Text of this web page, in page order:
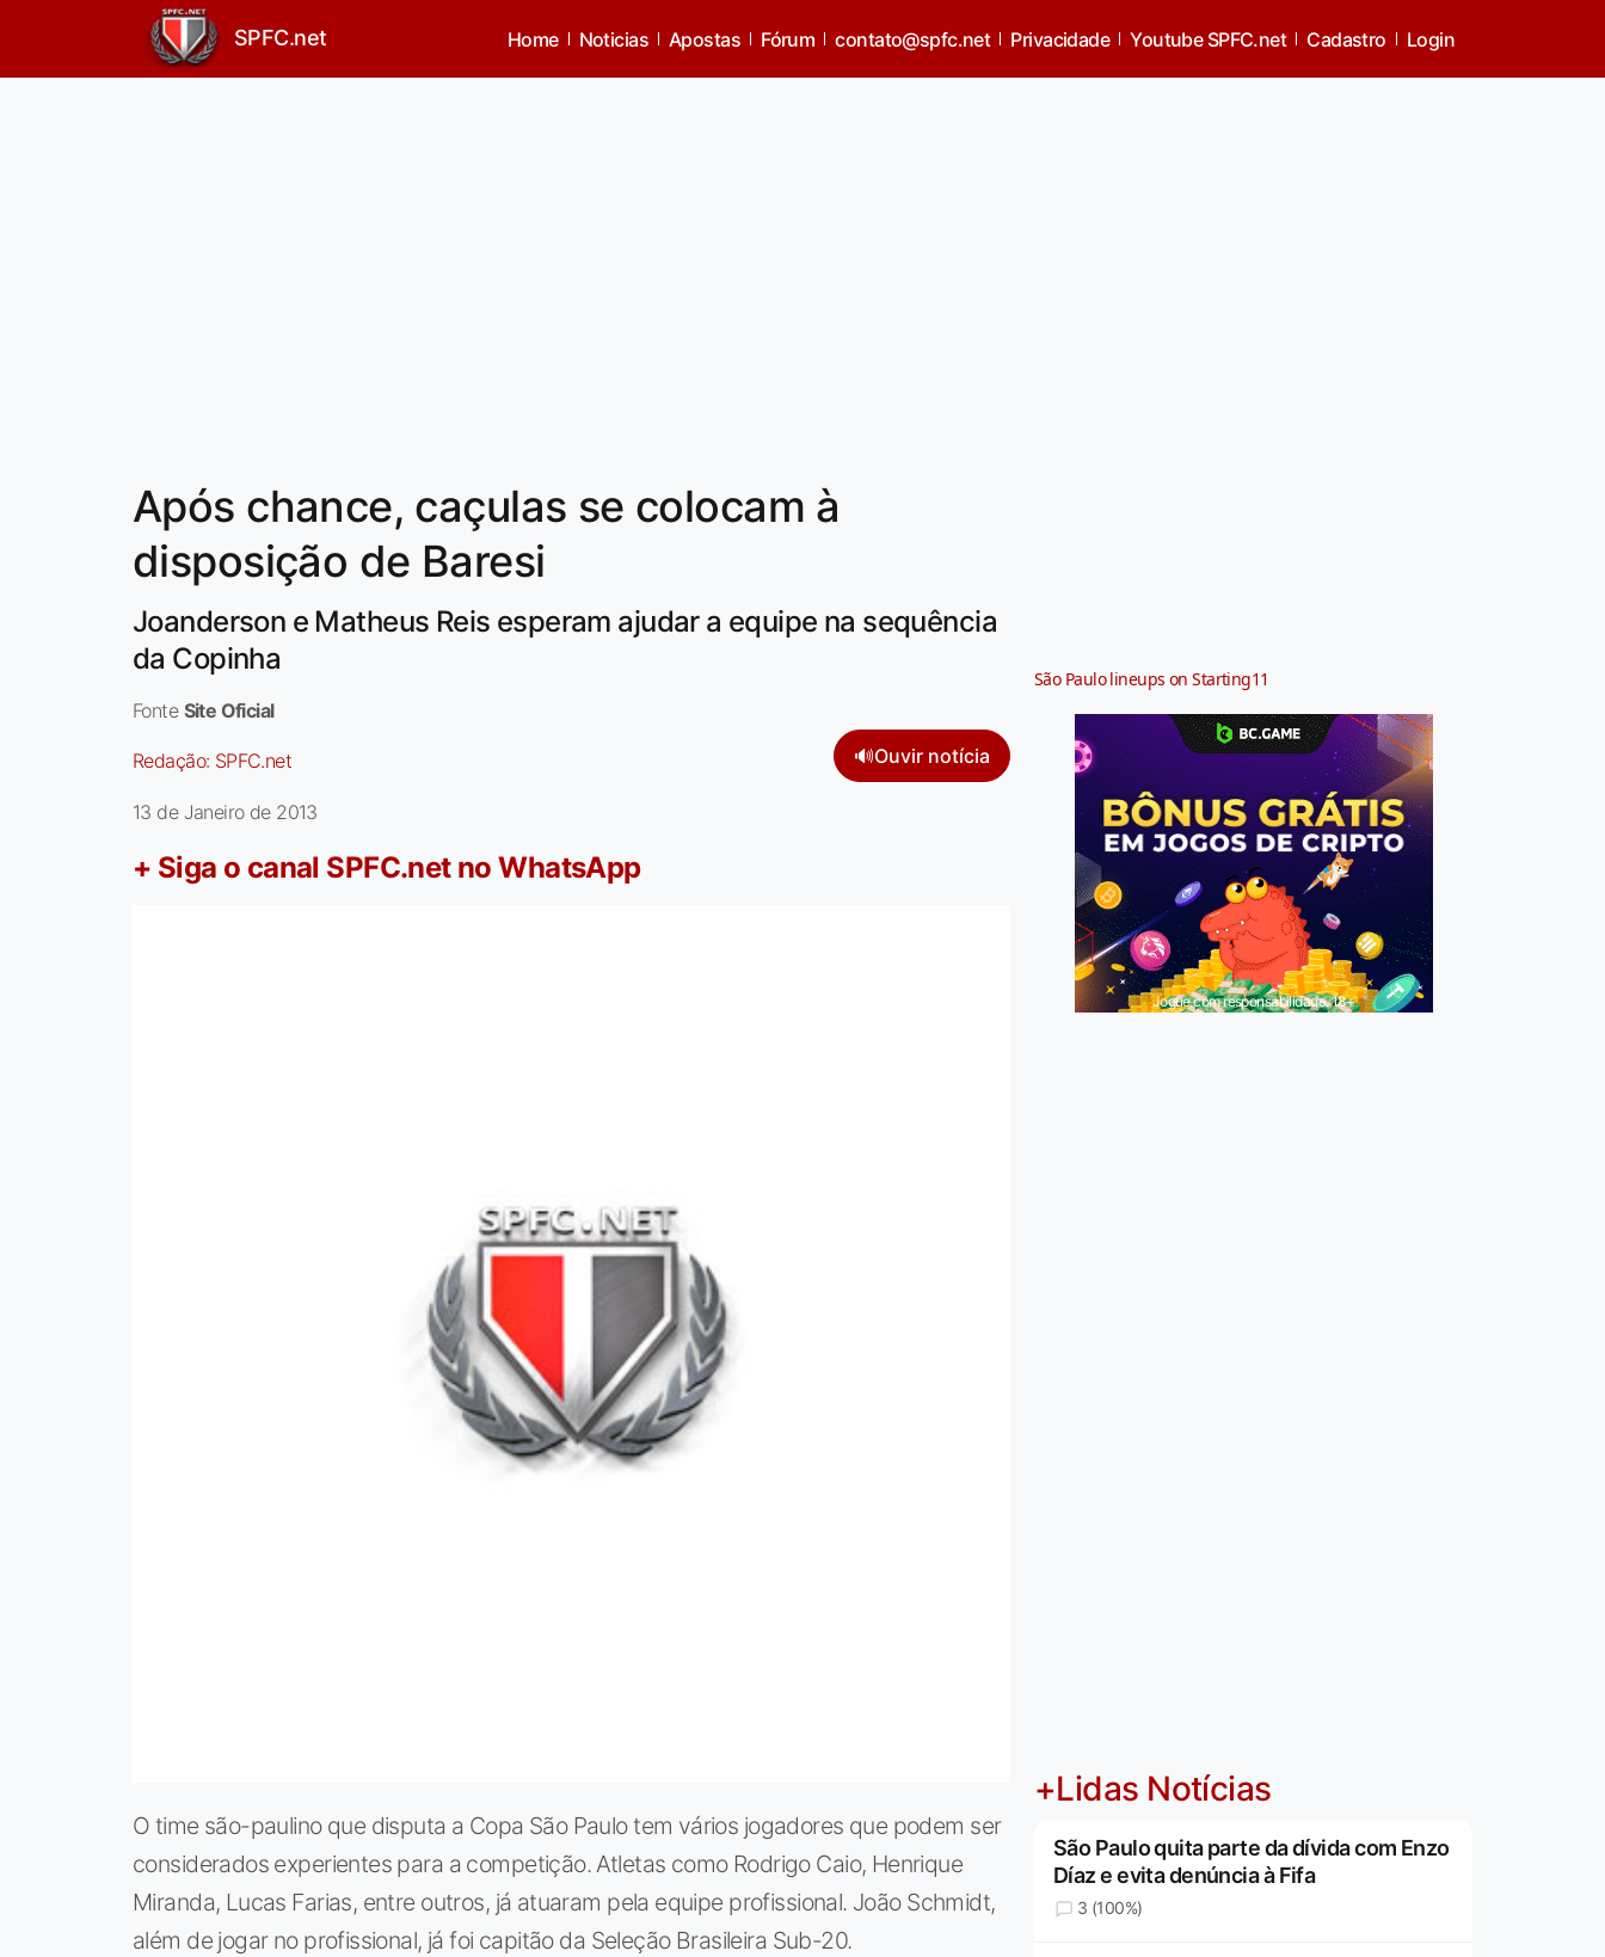
SPFC.net Home Noticias Apostas Fórum contato@spfc.net Privacidade Youtube SPFC.net Cadastro Login
Após chance, caçulas se colocam à
disposição de Baresi
Joanderson e Matheus Reis esperam ajudar a equipe na sequência
da Copinha
Fonte Site Oficial
Redação: SPFC.net 🔊Ouvir notícia
13 de Janeiro de 2013
+ Siga o canal SPFC.net no WhatsApp
O time são-paulino que disputa a Copa São Paulo tem vários jogadores que podem ser
considerados experientes para a competição. Atletas como Rodrigo Caio, Henrique
Miranda, Lucas Farias, entre outros, já atuaram pela equipe profissional. João Schmidt,
além de jogar no profissional, já foi capitão da Seleção Brasileira Sub-20.
São Paulo lineups on Starting11
Jogue com responsabilidade. 18+
+Lidas Notícias
São Paulo quita parte da dívida com Enzo
Díaz e evita denúncia à Fifa
3 (100%)